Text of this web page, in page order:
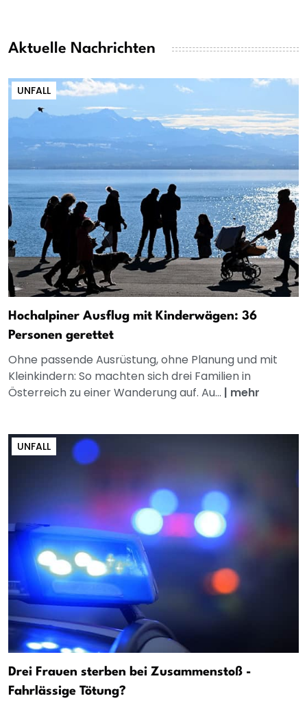
Aktuelle Nachrichten
UNFALL
Hochalpiner Ausflug mit Kinderwägen: 36
Personen gerettet
Ohne passende Ausrüstung, ohne Planung und mit
Kleinkindern: So machten sich drei Familien in
Österreich zu einer Wanderung auf. Au... | mehr
UNFALL
Drei Frauen sterben bei Zusammenstoß -
Fahrlässige Tötung?